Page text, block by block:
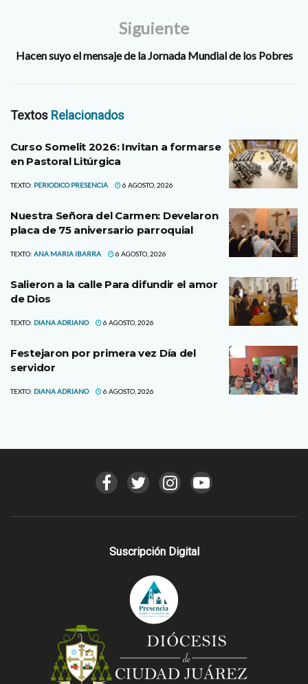
Siguiente
Hacen suyo el mensaje de la Jornada Mundial de los Pobres
Textos Relacionados
Curso Somelit 2026: Invitan a formarse
en Pastoral Litúrgica
TEXTO: PERIODICO PRESENCIA 6 AGOSTO, 2026
Nuestra Señora del Carmen: Develaron
placa de 75 aniversario parroquial
TEXTO: ANA MARIA IBARRA 6 AGOSTO, 2026
Salieron a la calle Para difundir el amor
de Dios
TEXTO: DIANA ADRIANO 6 AGOSTO, 2026
Festejaron por primera vez Día del
servidor
TEXTO: DIANA ADRIANO 6 AGOSTO, 2026
Suscripción Digital